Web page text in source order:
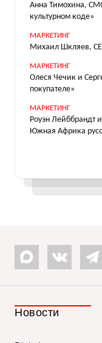
Анна Тимохина,
культурном коде»
МАРКЕТИНГ
Михаил Шкляев,
МАРКЕТИНГ
Олеся Чечик и
покупателе»
МАРКЕТИНГ
Роуэн Лейббрандт
Южная Африка
Новости